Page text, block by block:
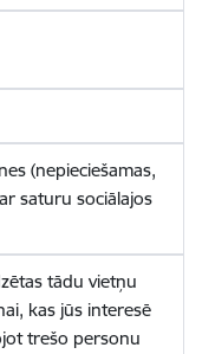
(nepieciešamas,
saturu sociālajos
tādu vietņu
kas jūs interesē
trešo personu